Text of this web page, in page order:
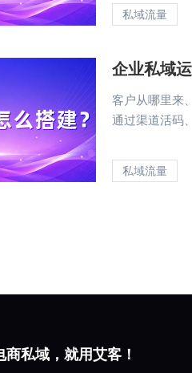
私域流量
企业私域
客户从哪里来
通过渠道活码
私域流量
商私域，就用艾客！